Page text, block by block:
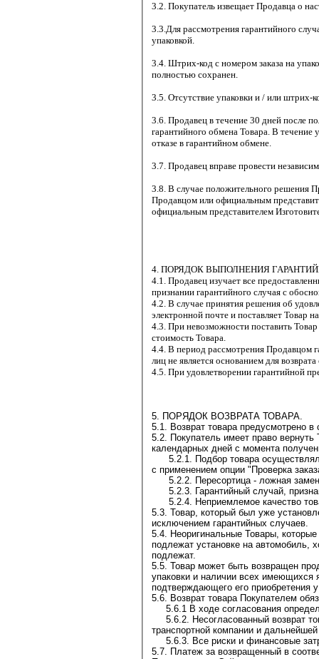
3.2. Покупатель извещает Продавца о
3.3.Для рассмотрения гарантийного
упаковкой.
3.4. Штрих-код с номером заказа на
полностью сохранен.
3.5. Отсутствие упаковки и / или штрих-
3.6. Продавец в течение 30 дней после
гарантийного обмена Товара. В течение
отказе в гарантийном обмене.
3.7. Продавец вправе провести
3.8. В случае положительного решения
Продавцом или официальным
официальным представителем
4. ПОРЯДОК ВЫПОЛНЕНИЯ
4.1. Продавец изучает все
признании гарантийного случая с
4.2. В случае принятия решения об
электронной почте и поставляет Товар
4.3. При невозможности поставить
стоимость Товара.
4.4. В период рассмотрения Продавцом
лиц не является основанием для
4.5. При удовлетворении гарантийной
5. ПОРЯДОК ВОЗВРАТА ТОВАРА.
5.1. Возврат товара предусмотрено
5.2. Покупатель имеет право
календарных дней с момента
5.2.1. Подбор товара
с применением опции "Проверка
5.2.2. Пересортица - ложная
5.2.3. Гарантийный случай,
5.2.4. Неприемлемое качество
5.3. Товар, который был уже
исключением гарантийных случаев.
5.4. Неоригинальные Товары,
подлежат установке на автомобиль,
подлежат.
5.5. Товар может быть возвращен
упаковки и наличии всех имеющихся
подтверждающего его приобретения
5.6. Возврат товара Покупателем
5.6.1 В ходе согласования
5.6.2. Несогласованный возврат
транспортной компании и
5.6.3. Все риски и финансовые
5.7. Платеж за возвращенный в